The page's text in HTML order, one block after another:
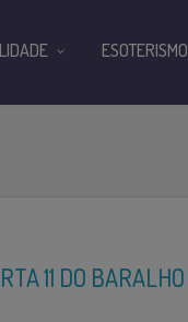
11 DO BARALHO
ESOTERISMO